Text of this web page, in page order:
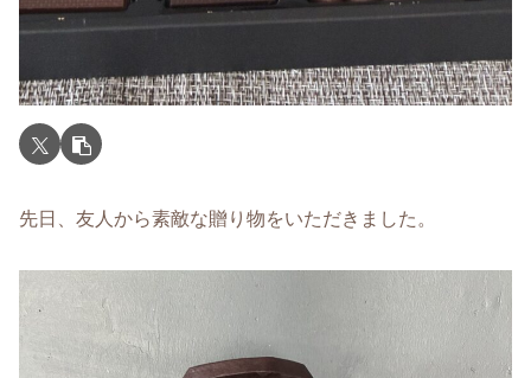
先日、友人から素敵な贈り物をいただきました。